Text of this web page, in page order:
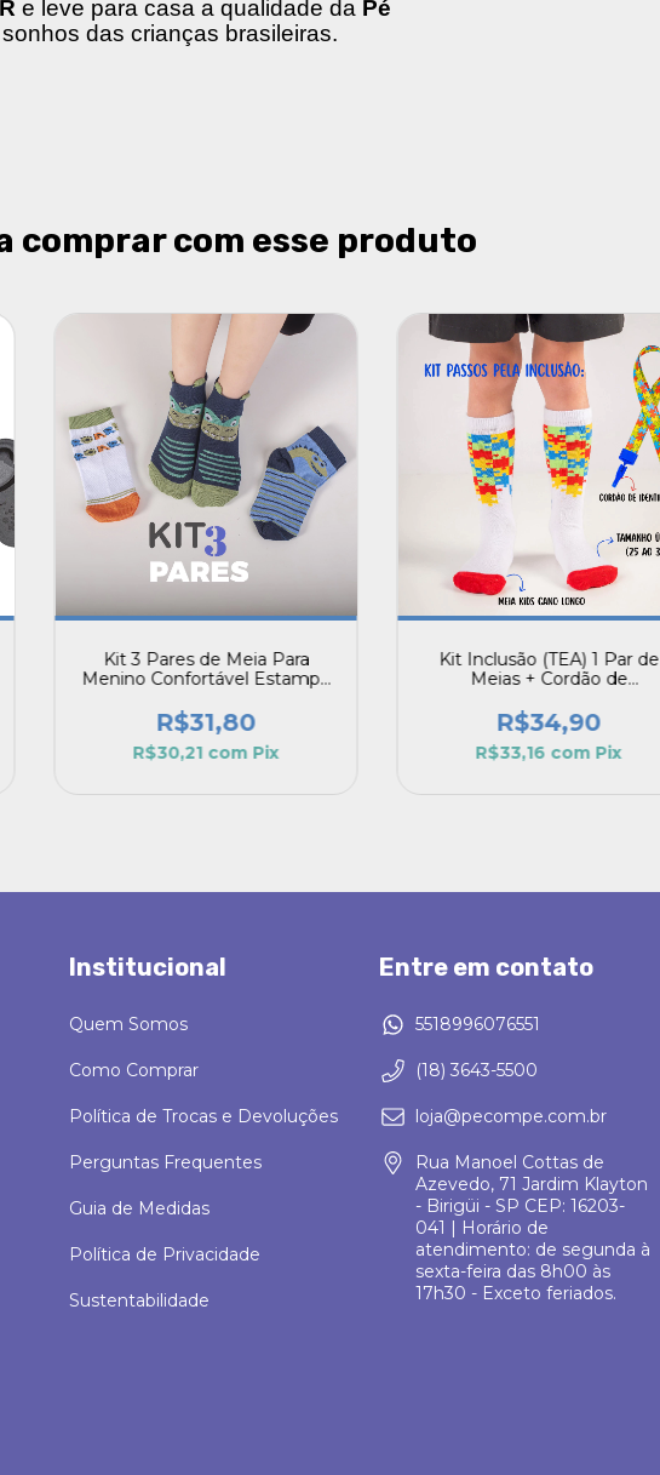
e leve para casa a qualidade da Pé
das crianças brasileiras.
comprar com esse produto
Kit 3 Pares de Meia Para
Menino Confortável Estampa
R$31,80
R$30,21 com Pix
Kit Inclusão (TEA) 1 Par de
Meias + Cordão de
R$34,90
R$33,16 com Pix
Institucional
Quem Somos
Como Comprar
Política de Trocas e Devoluções
Perguntas Frequentes
Guia de Medidas
Política de Privacidade
Sustentabilidade
Entre em contato
5518996076551
(18) 3643-5500
loja@pecompe.com.br
Rua Manoel Cottas de
Azevedo, 71 Jardim Klayton
- Birigüi - SP CEP: 16203-
041 | Horário de
atendimento: de segunda à
sexta-feira das 8h00 às
17h30 - Exceto feriados.